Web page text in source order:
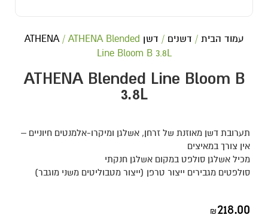
עמוד הבית / דשנים / דשן ATHENA / ATHENA Blended
Line Bloom B 3.8L
ATHENA Blended Line Bloom B
3.8L
תערובת דשן מאוזנת של זרחן, אשלגן ומיקרו-אלמנטים חיוניים –
אין צורך במאיצים
מכיל אשלגן סולפט במקום אשלגן חנקתי
סולפטים מגבירים ייצור טרפן (ייצור מטבוליטים משני מוגבר)
₪218.00